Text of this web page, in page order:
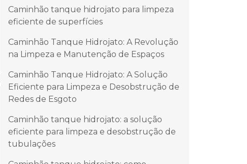
Caminhão tanque hidrojato para limpeza
eficiente de superfícies
Caminhão Tanque Hidrojato: A Revolução
na Limpeza e Manutenção de Espaços
Caminhão Tanque Hidrojato: A Solução
Eficiente para Limpeza e Desobstrução de
Redes de Esgoto
Caminhão tanque hidrojato: a solução
eficiente para limpeza e desobstrução de
tubulações